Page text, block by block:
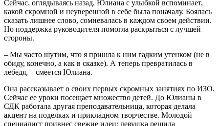
Сейчас, оглядываясь назад, Юлиана с улыбкой вспоминает,
какой скромной и неуверенной в себе была поначалу. Боялась
сказать лишнее слово, сомневалась в каждом своем действии.
Но поддержка руководителя помогла раскрыться с лучшей
стороны.
– Мы часто шутим, что я пришла к ним гадким утенком (не в
обиду, конечно, а как в сказке). А теперь превратилась в
лебедя, – смеется Юлиана.
Она рассказывает о своих первых скромных занятиях по ИЗО.
Сейчас ее уроки посещает множество детей. До Юлианы в
СДК работала другая преподавательница, которая делала
акцент на поделках и прикладном творчестве. Молодой
специалист привнес свежие идеи: девушка решила